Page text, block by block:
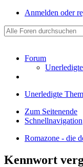
Anmelden oder
Forum
Unerledigte
Zum Seitenende
Schnellnavigation
Romazone - die
Kennwort